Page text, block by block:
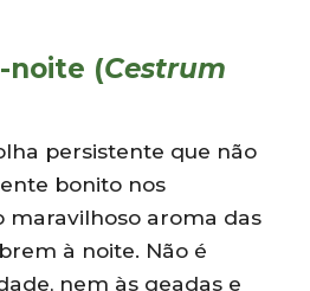
noite (Cestrum
persistente que não
bonito nos
maravilhoso aroma das
à noite. Não é
nem às geadas e